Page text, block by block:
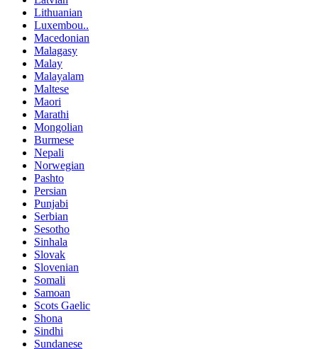
Lithuanian
Luxembou..
Macedonian
Malagasy
Malay
Malayalam
Maltese
Maori
Marathi
Mongolian
Burmese
Nepali
Norwegian
Pashto
Persian
Punjabi
Serbian
Sesotho
Sinhala
Slovak
Slovenian
Somali
Samoan
Scots Gaelic
Shona
Sindhi
Sundanese